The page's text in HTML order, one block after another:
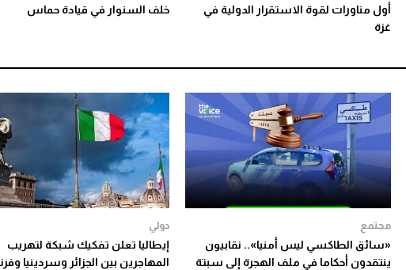
أول مناورات لقوة الاستقرار الدولية في
غزة
خلف السنوار في قيادة حماس
مجتمع
«سائق الطاكسي ليس أمنيا».. نقابيون
ينتقدون أحكاما في ملف الهجرة إلى سبتة
دولي
إيطاليا تعلن تفكيك شبكة لتهريب
المهاجرين بين الجزائر وسردينيا